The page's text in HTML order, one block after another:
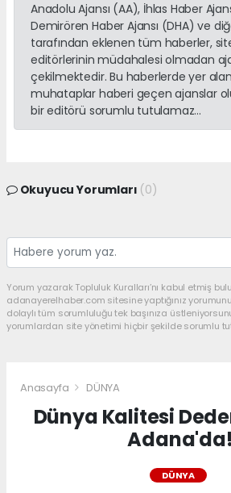
Anadolu Ajansı (AA), İhlas Haber
Demirören Haber Ajansı (DHA) ve
tarafından eklenen tüm haberler,
editörlerinin müdahalesi olmadan
çekilmektedir. Bu haberlerde yer
muhataplar haberi geçen ajanslar
bir editörü sorumlu tutulamaz...
Okuyucu Yorumları (0)
Yorum yazarak Topluluk Kuralları’nı kabul etmiş
adanayerelhaber.com sitesine yaptığınız
dolaylı tüm sorumluluğu tek başınıza
yorumlardan site yönetimi hiçbir şekilde sorumlu
Anasayfa DÜNYA
Dünya Kalitesi
Adana'da!
DÜNYA